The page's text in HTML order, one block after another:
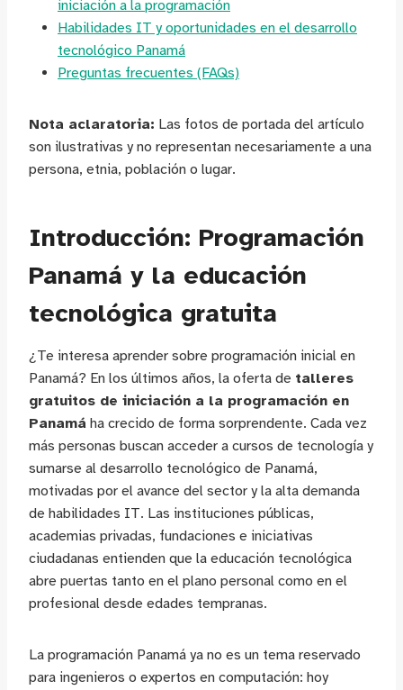
iniciación a la programación
Habilidades IT y oportunidades en el desarrollo
tecnológico Panamá
Preguntas frecuentes (FAQs)
Nota aclaratoria: Las fotos de portada del artículo
son ilustrativas y no representan necesariamente a una
persona, etnia, población o lugar.
Introducción: Programación
Panamá y la educación
tecnológica gratuita
¿Te interesa aprender sobre programación inicial en
Panamá? En los últimos años, la oferta de talleres
gratuitos de iniciación a la programación en
Panamá ha crecido de forma sorprendente. Cada vez
más personas buscan acceder a cursos de tecnología y
sumarse al desarrollo tecnológico de Panamá,
motivadas por el avance del sector y la alta demanda
de habilidades IT. Las instituciones públicas,
academias privadas, fundaciones e iniciativas
ciudadanas entienden que la educación tecnológica
abre puertas tanto en el plano personal como en el
profesional desde edades tempranas.
La programación Panamá ya no es un tema reservado
para ingenieros o expertos en computación: hoy